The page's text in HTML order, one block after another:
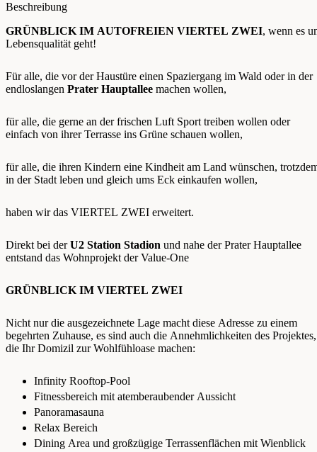
Beschreibung
GRÜNBLICK IM AUTOFREIEN VIERTEL ZWEI, wenn es
Lebensqualität geht!
Für alle, die vor der Haustüre einen Spaziergang im Wald oder in der
endloslangen Prater Hauptallee machen wollen,
für alle, die gerne an der frischen Luft Sport treiben wollen oder
einfach von ihrer Terrasse ins Grüne schauen wollen,
für alle, die ihren Kindern eine Kindheit am Land wünschen,
in der Stadt leben und gleich ums Eck einkaufen wollen,
haben wir das VIERTEL ZWEI erweitert.
Direkt bei derU2 Station Stadion und nahe der Prater Hauptallee
entstand das Wohnprojekt der Value-One
GRÜNBLICK IM VIERTEL ZWEI
Nicht nur die ausgezeichnete Lage macht diese Adresse zu einem
begehrten Zuhause, es sind auch die Annehmlichkeiten des Projektes,
die Ihr Domizil zur Wohlfühloase machen:
Infinity Rooftop-Pool
Fitnessbereich mit atemberaubender Aussicht
Panoramasauna
Relax Bereich
Dining Area und großzügige Terrassenflächen mit Wienblick